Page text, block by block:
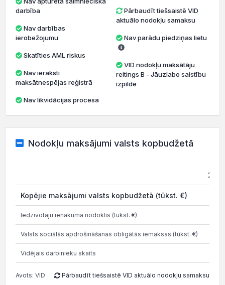
darbība
ierobežojumu
Skatīties AML riskus
maksātnespējas reģistrā
Nav likvidācijas procesa
Pārbaudīt tiešsaistē VID
aktuālo nodokļu samaksu
Nav parādu piedziņas lietu
VID nodokļu maksātāju
reitings B - Jāuzlabo saistību
izpilde
Nodokļu maksājumi valsts kopbudžetā
2025
Kopējie maksājumi valsts kopbudžetā (tūkst. €)
Iedzīvotāju ienākuma nodoklis (tūkst. €)
Valsts sociālās apdrošināšanas obligātās iemaksas (tūkst. €)
Vidējais darbinieku skaits
Avots: VID Pārbaudīt tiešsaistē VID aktuālo nodokļu samaksu